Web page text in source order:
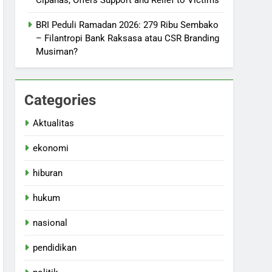
BRI Peduli Ramadan 2026: 279 Ribu Sembako
– Filantropi Bank Raksasa atau CSR Branding
Musiman?
Categories
Aktualitas
ekonomi
hiburan
hukum
nasional
pendidikan